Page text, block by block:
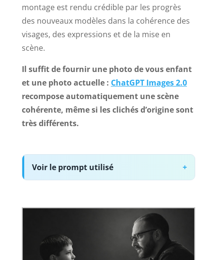
montage est rendu crédible par les progrès
des nouveaux modèles dans la cohérence des
visages, des expressions et de la mise en
scène.
Il suffit de fournir une photo de vous enfant
et une photo actuelle : ChatGPT Images 2.0
recompose automatiquement une scène
cohérente, même si les clichés d’origine sont
très différents.
Voir le prompt utilisé